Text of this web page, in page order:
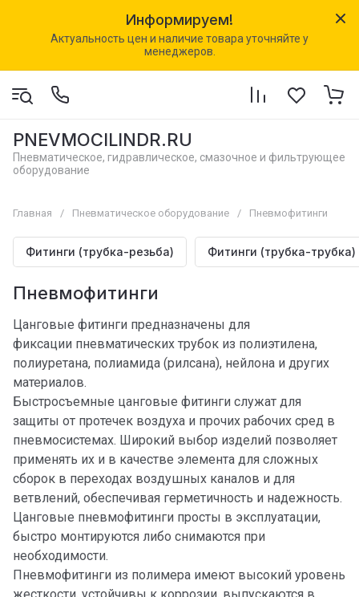
Информируем!
Актуальность цен и наличие товара уточняйте у
менеджеров.
PNEVMOCILINDR.RU
Пневматическое, гидравлическое, смазочное и фильтрующее
оборудование
Главная / Пневматическое оборудование / Пневмофитинги
Фитинги (трубка-резьба) Фитинги (трубка-трубка)
Пневмофитинги
Цанговые фитинги предназначены для
фиксации пневматических трубок из полиэтилена,
полиуретана, полиамида (рилсана), нейлона и других
материалов.
Быстросъемные цанговые фитинги служат для
защиты от протечек воздуха и прочих рабочих сред в
пневмосистемах. Широкий выбор изделий позволяет
применять их и в качестве элемента для сложных
сборок в переходах воздушных каналов и для
ветвлений, обеспечивая герметичность и надежность.
Цанговые пневмофитинги просты в эксплуатации,
быстро монтируются либо снимаются при
необходимости.
Пневмофитинги из полимера имеют высокий уровень